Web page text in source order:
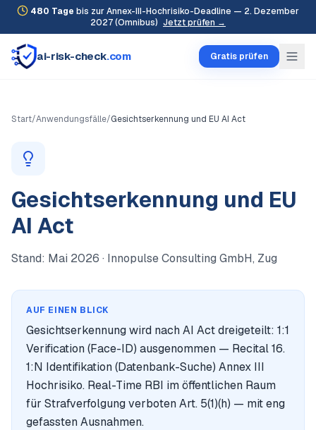
480 Tage bis zur Annex-III-Hochrisiko-Deadline — 2. Dezember
2027 (Omnibus) Jetzt prüfen →
ai-risk-check.com Gratis prüfen
Start/Anwendungsfälle/Gesichtserkennung und EU AI Act
Gesichtserkennung und EU
AI Act
Stand: Mai 2026 · Innopulse Consulting GmbH, Zug
AUF EINEN BLICK
Gesichtserkennung wird nach AI Act dreigeteilt: 1:1
Verification (Face-ID) ausgenommen — Recital 16.
1:N Identifikation (Datenbank-Suche) Annex III
Hochrisiko. Real-Time RBI im öffentlichen Raum
für Strafverfolgung verboten Art. 5(1)(h) — mit eng
gefassten Ausnahmen.